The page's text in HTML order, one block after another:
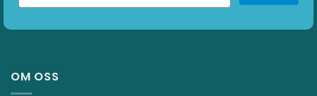
OM OSS